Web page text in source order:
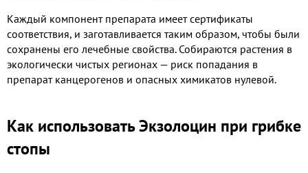
Каждый компонент препарата имеет сертификаты
соответствия, и заготавливается таким образом, чтобы были
сохранены его лечебные свойства. Собираются растения в
экологически чистых регионах — риск попадания в
препарат канцерогенов и опасных химикатов нулевой.
Как использовать Экзолоцин при грибке
стопы